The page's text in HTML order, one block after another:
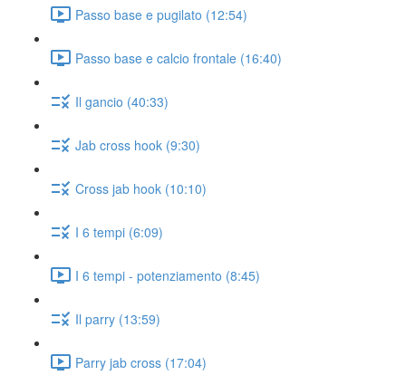
Passo base e pugilato (12:54)
Passo base e calcio frontale (16:40)
Il gancio (40:33)
Jab cross hook (9:30)
Cross jab hook (10:10)
I 6 tempi (6:09)
I 6 tempi - potenziamento (8:45)
Il parry (13:59)
Parry jab cross (17:04)